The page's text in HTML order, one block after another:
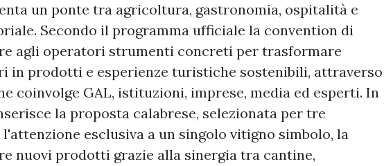
un ponte tra agricoltura, gastronomia, ospitalità e
Secondo il programma ufficiale la convention di
agli operatori strumenti concreti per trasformare
in prodotti e esperienze turistiche sostenibili, attraverso
coinvolge GAL, istituzioni, imprese, media ed esperti. In
la proposta calabrese, selezionata per tre
esclusiva a un singolo vitigno simbolo, la
nuovi prodotti grazie alla sinergia tra cantine,